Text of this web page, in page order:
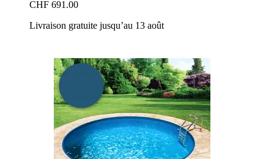
CHF 691.00
Livraison gratuite jusqu’au 13 août